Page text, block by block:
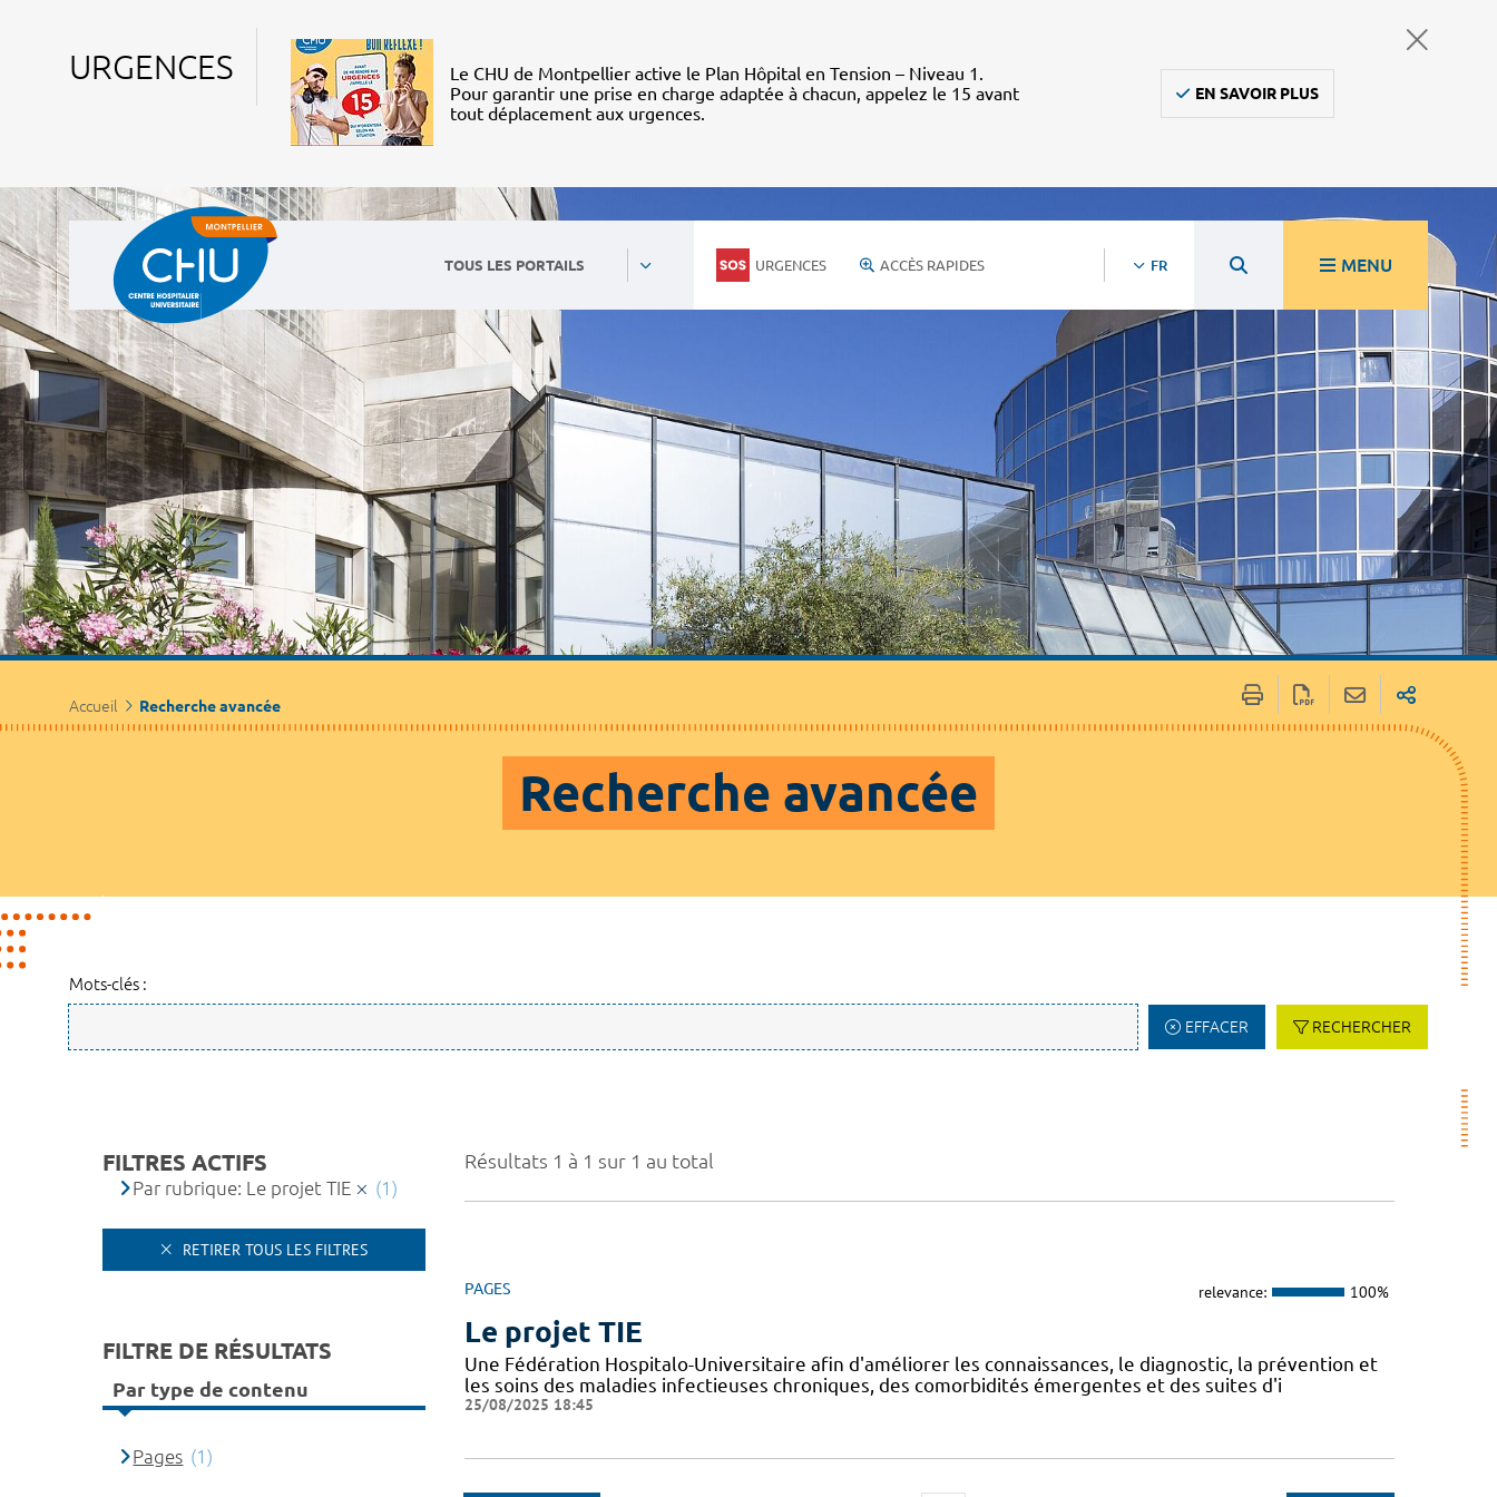
URGENCES
Le CHU de Montpellier active le Plan Hôpital en Tension – Niveau 1.
Pour garantir une prise en charge adaptée à chacun, appelez le 15 avant
tout déplacement aux urgences.
EN SAVOIR PLUS
TOUS LES PORTAILS URGENCES ACCÈS RAPIDES FR MENU
Accueil Recherche avancée
Recherche avancée
Mots-clés :
EFFACER RECHERCHER
Résultats 1 à 1 sur 1 au total
PAGES relevance: 100%
Le projet TIE
Une Fédération Hospitalo-Universitaire afin d'améliorer les connaissances, le diagnostic, la prévention et
les soins des maladies infectieuses chroniques, des comorbidités émergentes et des suites d'i
25/08/2025 18:45
FILTRES ACTIFS
Par rubrique: Le projet TIE (1)
RETIRER TOUS LES FILTRES
FILTRE DE RÉSULTATS
Par type de contenu
Pages (1)